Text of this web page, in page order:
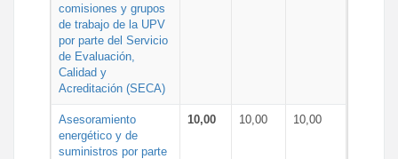
comisiones y grupos
de trabajo de la UPV
por parte del Servicio
de Evaluación,
Calidad y
Acreditación (SECA)
Asesoramiento
energético y de
suministros por parte
10,00 10,00 10,00